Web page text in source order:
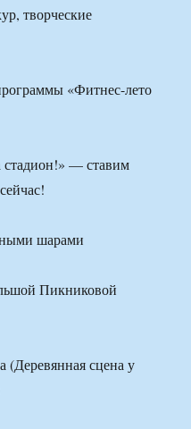
творческие
«Фитнес-лето
стадион!» — ставим
шарами
Пикниковой
(Деревянная сцена у